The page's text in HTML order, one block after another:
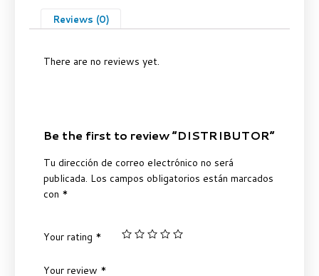
Reviews (0)
There are no reviews yet.
Be the first to review “DISTRIBUTOR”
Tu dirección de correo electrónico no será
publicada. Los campos obligatorios están marcados
con *
Your rating *
Your review *